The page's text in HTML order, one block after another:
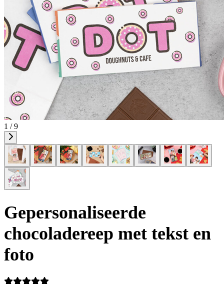
1 / 9
Gepersonaliseerde
chocoladereep met tekst en
foto